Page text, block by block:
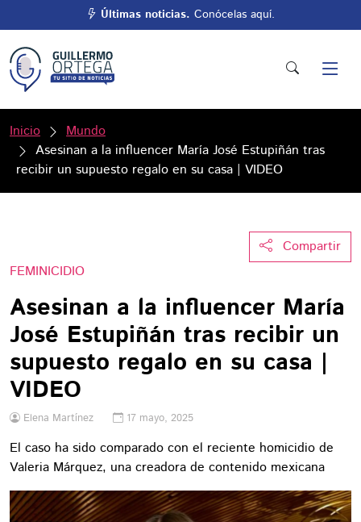
Últimas noticias. Conócelas aquí.
Inicio
Mundo
Asesinan a la influencer María José Estupiñán tras
recibir un supuesto regalo en su casa | VIDEO
Compartir
FEMINICIDIO
Asesinan a la influencer María
José Estupiñán tras recibir un
supuesto regalo en su casa |
VIDEO
Elena Martínez 17 mayo, 2025
El caso ha sido comparado con el reciente homicidio de
Valeria Márquez, una creadora de contenido mexicana